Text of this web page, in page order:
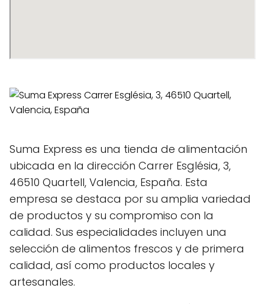
Suma Express es una tienda de alimentación
ubicada en la dirección Carrer Església, 3,
46510 Quartell, Valencia, España. Esta
empresa se destaca por su amplia variedad
de productos y su compromiso con la
calidad. Sus especialidades incluyen una
selección de alimentos frescos y de primera
calidad, así como productos locales y
artesanales.